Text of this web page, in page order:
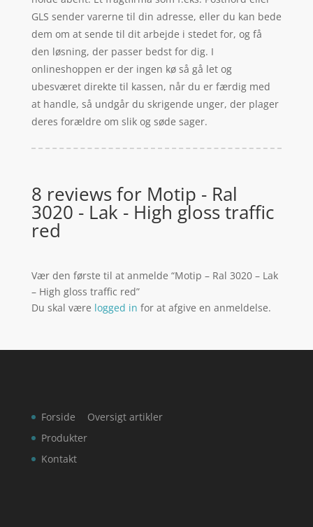
GLS sender varerne til din adresse, eller du kan bede
dem om at sende til dit arbejde i stedet for, og få
den løsning, der passer bedst for dig. I
onlineshoppen er der ingen kø så gå let og
ubesværet direkte til kassen, når du er færdig med
at handle, så undgår du skrigende unger, der plager
deres forældre om slik og søde sager.
8 reviews for Motip - Ral
3020 - Lak - High gloss traffic
red
Vær den første til at anmelde “Motip – Ral 3020 – Lak
– High gloss traffic red”
Du skal være logged in for at afgive en anmeldelse.
Forside
Produkter
Kontakt
Oversigt artikler